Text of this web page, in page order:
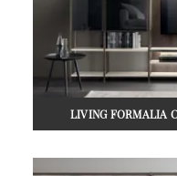
LIVING FORMALIA